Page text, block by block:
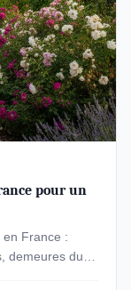
pour un
en France :
demeures du